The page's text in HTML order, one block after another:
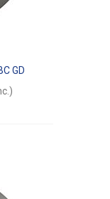
GD